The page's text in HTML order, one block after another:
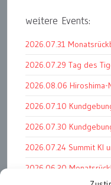
weitere Events:
2026.07.31
2026.07.29 Tag des
2026.08.06 Hiroshima-
2026.07.10
2026.07.30
2026.07.24 Summit KI
2026.06.30